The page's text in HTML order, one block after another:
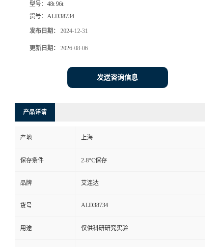
型号： 48t 96t
货号： ALD38734
发布日期： 2024-12-31
更新日期： 2026-08-06
发送咨询信息
产品详请
产地 上海
保存条件 2-8°C保存
品牌 艾连达
货号 ALD38734
用途 仅供科研研究实验